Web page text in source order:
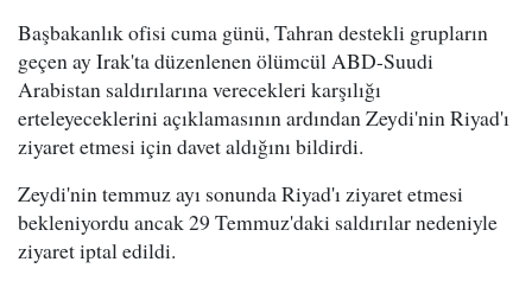
Başbakanlık ofisi cuma günü, Tahran destekli grupların
geçen ay Irak'ta düzenlenen ölümcül ABD-Suudi
Arabistan saldırılarına verecekleri karşılığı
erteleyeceklerini açıklamasının ardından Zeydi'nin Riyad'ı
ziyaret etmesi için davet aldığını bildirdi.
Zeydi'nin temmuz ayı sonunda Riyad'ı ziyaret etmesi
bekleniyordu ancak 29 Temmuz'daki saldırılar nedeniyle
ziyaret iptal edildi.